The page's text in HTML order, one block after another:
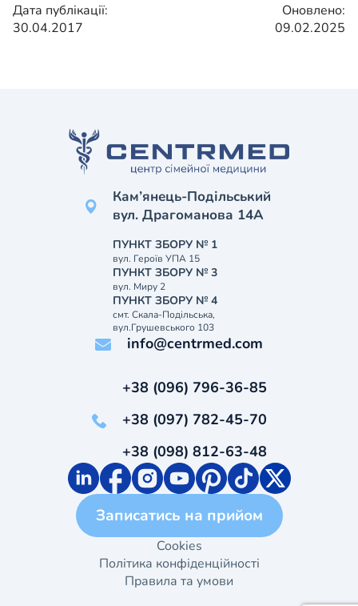
Дата публікації:
30.04.2017
Оновлено:
09.02.2025
Кам’янець-Подільський
вул. Драгоманова 14А
ПУНКТ ЗБОРУ № 1
вул. Героїв УПА 15
ПУНКТ ЗБОРУ № 3
вул. Миру 2
ПУНКТ ЗБОРУ № 4
смт. Скала-Подільська,
вул.Грушевського 103
info@centrmed.com
+38 (096) 796-36-85
+38 (097) 782-45-70
+38 (098) 812-63-48
Записатись на прийом
Cookies
Політика конфіденційності
Правила та умови